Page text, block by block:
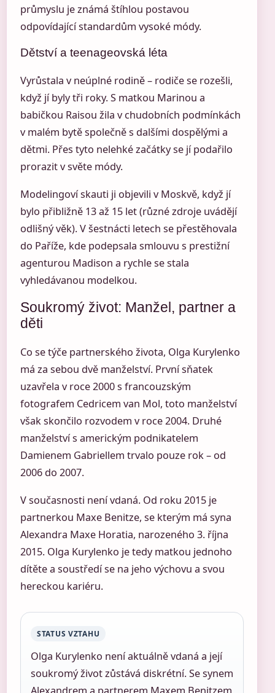
průmyslu je známá štíhlou postavou
odpovídající standardům vysoké módy.
Dětství a teenageovská léta
Vyrůstala v neúplné rodině – rodiče se rozešli,
když jí byly tři roky. S matkou Marinou a
babičkou Raisou žila v chudobních podmínkách
v malém bytě společně s dalšími dospělými a
dětmi. Přes tyto nelehké začátky se jí podařilo
prorazit v světe módy.
Modelingoví skauti ji objevili v Moskvě, když jí
bylo přibližně 13 až 15 let (různé zdroje uvádějí
odlišný věk). V šestnácti letech se přestěhovala
do Paříže, kde podepsala smlouvu s prestižní
agenturou Madison a rychle se stala
vyhledávanou modelkou.
Soukromý život: Manžel, partner a
děti
Co se týče partnerského života, Olga Kurylenko
má za sebou dvě manželství. První sňatek
uzavřela v roce 2000 s francouzským
fotografem Cedricem van Mol, toto manželství
však skončilo rozvodem v roce 2004. Druhé
manželství s americkým podnikatelem
Damienem Gabriellem trvalo pouze rok – od
2006 do 2007.
V současnosti není vdaná. Od roku 2015 je
partnerkou Maxe Benitze, se kterým má syna
Alexandra Maxe Horatia, narozeného 3. října
2015. Olga Kurylenko je tedy matkou jednoho
dítěte a soustředí se na jeho výchovu a svou
hereckou kariéru.
STATUS VZTAHU
Olga Kurylenko není aktuálně vdaná a její
soukromý život zůstává diskrétní. Se synem